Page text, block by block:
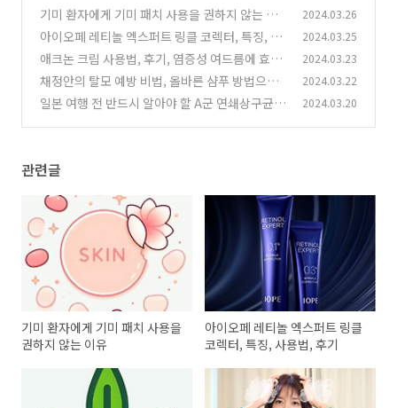
기미 환자에게 기미 패치 사용을 권하지 않는 이
유 (0)
2024.03.26
아이오페 레티놀 엑스퍼트 링클 코렉터, 특징, 사
용법, 후기 (0)
2024.03.25
애크논 크림 사용법, 후기, 염증성 여드름에 효과
적인 약국 추천 제품
(0)
2024.03.23
채정안의 탈모 예방 비법, 올바른 샴푸 방법으로
두피 건강 지키기 (0)
2024.03.22
일본 여행 전 반드시 알아야 할 A군 연쇄상구균
2024.03.20
관련글
기미 환자에게 기미 패치 사용을
권하지 않는 이유
아이오페 레티놀 엑스퍼트 링클
코렉터, 특징, 사용법, 후기